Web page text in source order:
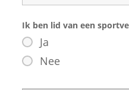
Ik ben lid van een
Ja
Nee